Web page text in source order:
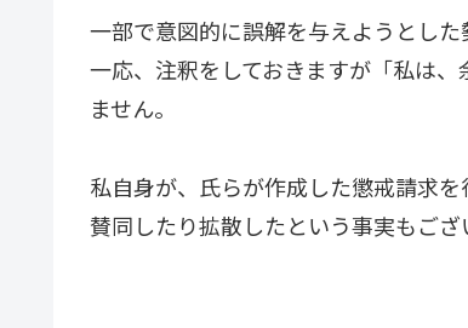
一部で意図的に誤解を与えようとした
一応、注釈をしておきますが「私は
ません。
私自身が、氏らが作成した懲戒請求を
賛同したり拡散したという事実もござ